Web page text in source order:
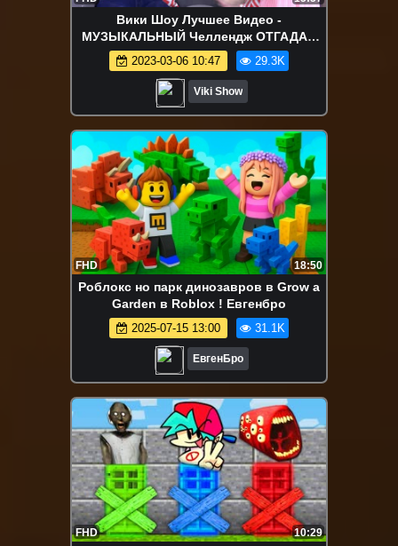
Вики Шоу Лучшее Видео -
МУЗЫКАЛЬНЫЙ Челлендж ОТГАДАЙ
Песню Наоборот Вместе с Катей
Адушкиной и Open Kids / Вики Шоу
2023-03-06 10:47 29.3K
Viki Show
FHD 18:50
Роблокс но парк динозавров в Grow a
Garden в Roblox ! Евгенбро
2025-07-15 13:00 31.1K
ЕвгенБро
FHD 10:29